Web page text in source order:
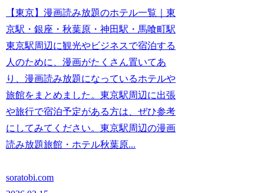
【東京】漫画読み放題のホテル一覧｜東
京駅・銀座・秋葉原・神田駅・馬喰町駅
東京駅周辺に観光やビジネスで宿泊する
人のために、漫画がたくさん置いてあ
り、漫画読み放題になっているホテルや
旅館をまとめました。東京駅周辺に出張
や旅行で宿泊予定がある方は、ぜひ参考
にしてみてください。東京駅周辺の漫画
読み放題旅館・ホテル秋葉原...
soratobi.com